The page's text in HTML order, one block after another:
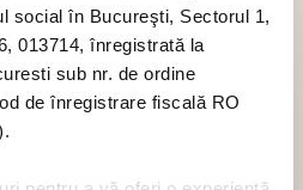
social în Bucureşti, Sectorul 1,
013714, înregistrată la
sub nr. de ordine
de înregistrare fiscală RO